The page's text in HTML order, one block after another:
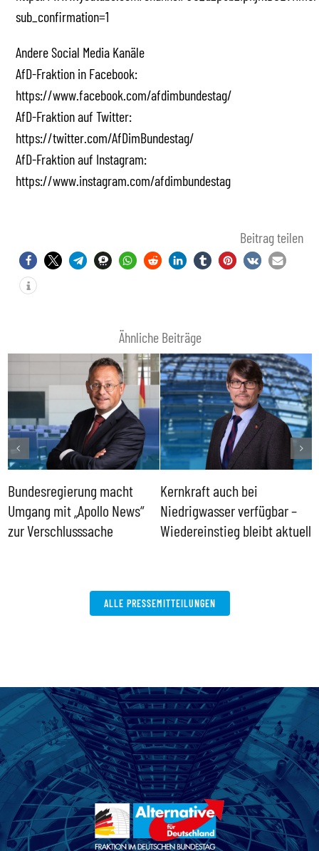
sub_confirmation=1
Andere Social Media Kanäle
AfD-Fraktion in Facebook:
https://www.facebook.com/afdimbundestag/
AfD-Fraktion auf Twitter:
https://twitter.com/AfDimBundestag/
AfD-Fraktion auf Instagram:
https://www.instagram.com/afdimbundestag
Beitrag teilen
Ähnliche Beiträge
Bundesregierung macht
Umgang mit „Apollo News“
zur Verschlusssache
Kernkraft auch bei
Niedrigwasser verfügbar –
Wiedereinstieg bleibt aktuell
ALLE PRESSEMITTEILUNGEN